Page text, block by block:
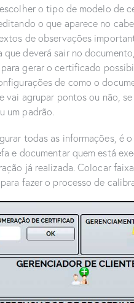
o tipo de modelo de
o que aparece no
de observações
que deverá sair no
para gerar o certificado
de como o
vai agrupar pontos ou não,
um padrão.
todas as informações, é
e documentar quem está
já realizada. Colocar
fazer o processo de